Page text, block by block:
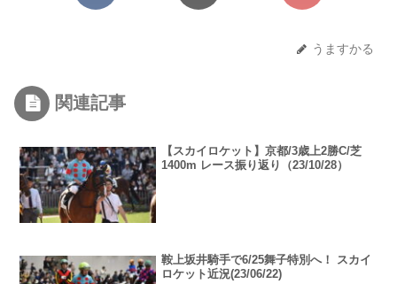
うますかる
関連記事
【スカイロケット】京都/3歳上2勝C/芝
1400m レース振り返り（23/10/28）
鞍上坂井騎手で6/25舞子特別へ！ スカイ
ロケット近況(23/06/22)